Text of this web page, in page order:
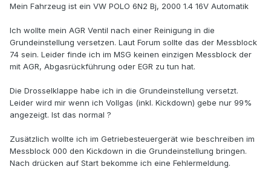
Mein Fahrzeug ist ein VW POLO 6N2 Bj, 2000 1.4 16V Automatik
Ich wollte mein AGR Ventil nach einer Reinigung in die
Grundeinstellung versetzen. Laut Forum sollte das der Messblock
74 sein. Leider finde ich im MSG keinen einzigen Messblock der
mit AGR, Abgasrückführung oder EGR zu tun hat.
Die Drosselklappe habe ich in die Grundeinstellung versetzt.
Leider wird mir wenn ich Vollgas (inkl. Kickdown) gebe nur 99%
angezeigt. Ist das normal ?
Zusätzlich wollte ich im Getriebesteuergerät wie beschreiben im
Messblock 000 den Kickdown in die Grundeinstellung bringen.
Nach drücken auf Start bekomme ich eine Fehlermeldung.